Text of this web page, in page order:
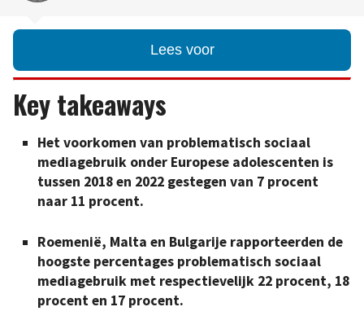
Lees voor
Key takeaways
Het voorkomen van problematisch sociaal
mediagebruik onder Europese adolescenten is
tussen 2018 en 2022 gestegen van 7 procent
naar 11 procent.
Roemenië, Malta en Bulgarije rapporteerden de
hoogste percentages problematisch sociaal
mediagebruik met respectievelijk 22 procent, 18
procent en 17 procent.